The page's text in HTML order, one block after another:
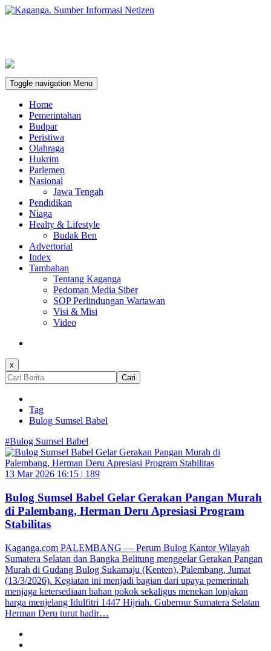
Toggle navigation Menu
Home
Pemerintahan
Budpar
Peristiwa
Olahraga
Hukrim
Parlemen
Nasional
Jawa Tengah
Pendidikan
Niaga
Healty & Lifestyle
Budak Ben
Advertorial
Index
Tambahan
Tentang Kaganga
Pedoman Media Siber
SOP Perlindungan Wartawan
Visi & Misi
Video
x
Cari
Tag
Bulog Sumsel Babel
#Bulog Sumsel Babel
13 Mar 2026 16:15 | 189
Bulog Sumsel Babel Gelar Gerakan Pangan Murah
di Palembang, Herman Deru Apresiasi Program
Stabilitas
Kaganga.com PALEMBANG — Perum Bulog Kantor Wilayah
Sumatera Selatan dan Bangka Belitung menggelar Gerakan Pangan
Murah di Gudang Bulog Sukamaju (Kenten), Palembang, Jumat
(13/3/2026). Kegiatan ini menjadi bagian dari upaya pemerintah
menjaga ketersediaan bahan pokok sekaligus menekan lonjakan
harga menjelang Idulfitri 1447 Hijriah. Gubernur Sumatera Selatan
Herman Deru turut hadir…